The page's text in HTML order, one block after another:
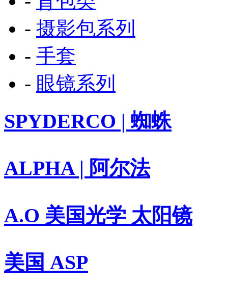
- 摄影包系列
- 手套
- 眼镜系列
SPYDERCO | 蜘蛛
ALPHA | 阿尔法
A.O 美国光学 太阳镜
美国 ASP